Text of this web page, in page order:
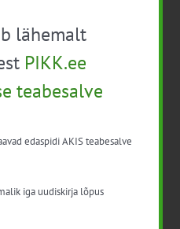
muudatused
lähemalt
PIKK.ee
teabesalve
edaspidi AKIS teabesalve
iga uudiskirja lõpus